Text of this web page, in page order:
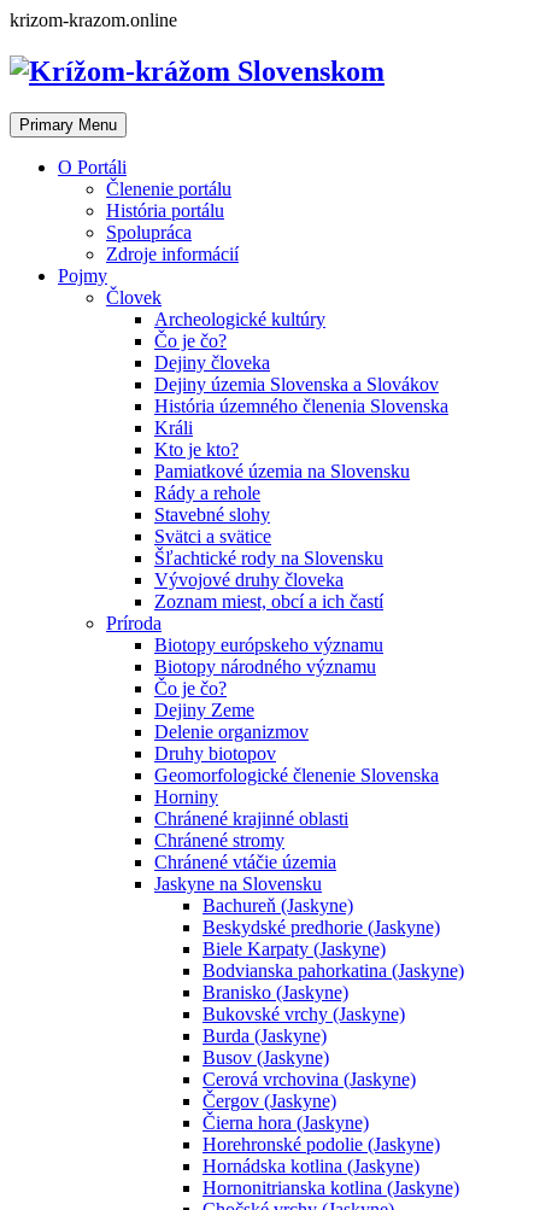
Skip
content
krizom-krazom.online
Primary Menu
O Portáli
Členenie portálu
História portálu
Spolupráca
Zdroje informácií
Pojmy
Človek
Archeologické kultúry
Čo je čo?
Dejiny človeka
Dejiny územia Slovenska a Slovákov
História územného členenia Slovenska
Králi
Kto je kto?
Pamiatkové územia na Slovensku
Rády a rehole
Stavebné slohy
Svätci a svätice
Šľachtické rody na Slovensku
Vývojové druhy človeka
Zoznam miest, obcí a ich častí
Príroda
Biotopy európskeho významu
Biotopy národného významu
Čo je čo?
Dejiny Zeme
Delenie organizmov
Druhy biotopov
Geomorfologické členenie Slovenska
Horniny
Chránené krajinné oblasti
Chránené stromy
Chránené vtáčie územia
Jaskyne na Slovensku
Bachureň (Jaskyne)
Beskydské predhorie (Jaskyne)
Biele Karpaty (Jaskyne)
Bodvianska pahorkatina (Jaskyne)
Branisko (Jaskyne)
Bukovské vrchy (Jaskyne)
Burda (Jaskyne)
Busov (Jaskyne)
Cerová vrchovina (Jaskyne)
Čergov (Jaskyne)
Čierna hora (Jaskyne)
Horehronské podolie (Jaskyne)
Hornádska kotlina (Jaskyne)
Hornonitrianska kotlina (Jaskyne)